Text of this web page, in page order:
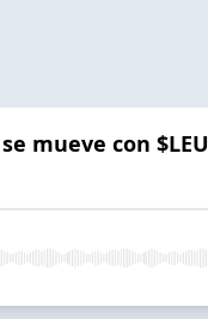
mueve con $LEU